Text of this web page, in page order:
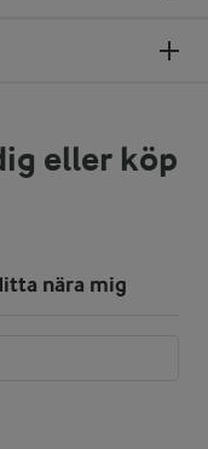
eller köp
nära mig